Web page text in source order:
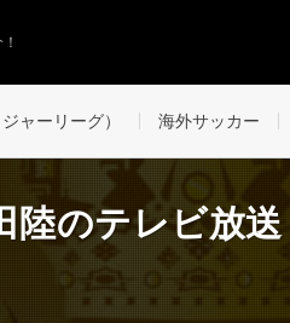
ャーリーグ） 海外サッカー
陸のテレビ放